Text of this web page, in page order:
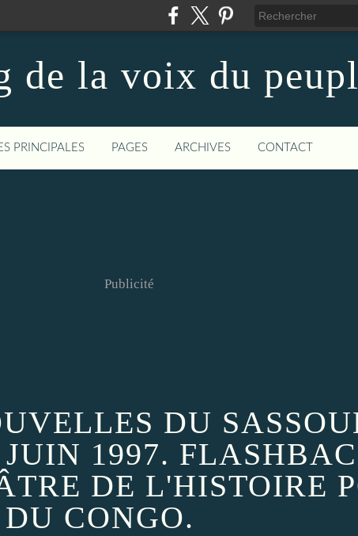
de la voix du
PRINCIPALES PAGES ARCHIVES CONTACT
Publicité
DU
1997.
DE L'HISTOIRE
DU CONGO.